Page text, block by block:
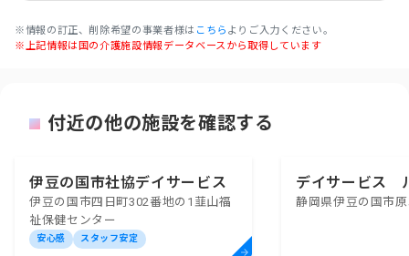
※情報の訂正、削除希望の事業者様は こちら よりご入力ください。
※上記情報は国の介護施設情報データベースから取得しています
付近の他の施設を確認する
伊豆の国市社協デイサービス
センターにらやま
伊豆の国市四日町302番地の1韮山福
祉保健センター
安心感 スタッフ安定
デイサービス
原木
静岡県伊豆の国市